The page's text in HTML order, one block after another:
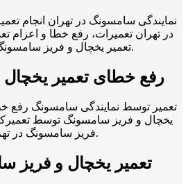
نمایندگی سامسونگ در تهران انجام
در تهران تعمیرات، رفع خطا و اعزام
تعمیر یخچال و فریز سامسونگ 24 ساعته انجام می شود.
رفع خطای تعمیر
تعمیر توسط نمایندگی سامسونگ رفع
یخچال و فریز سامسونگ توسط
فریز سامسونگ در تهران و حومه انجام می شود.
تعمیر یخچال و فریز